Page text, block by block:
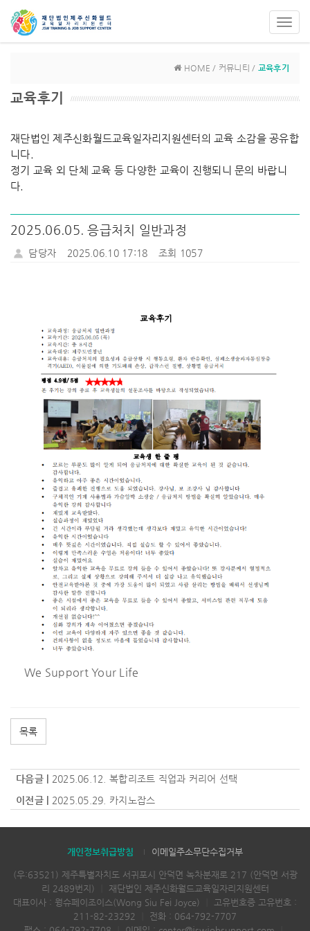
HOME / 커뮤니티 / 교육후기
교육후기
재단법인 제주신화월드교육일자리지원센터의 교육 소감을 공유합
니다.
정기 교육 외 단체 교육 등 다양한 교육이 진행되니 문의 바랍니
다.
2025.06.05. 응급처치 일반과정
담당자 2025.06.10 17:18 조회 1057
We Support Your Life
목록
다음글 | 2025.06.12. 복합리조트 직업과 커리어 선택
이전글 | 2025.05.29. 카지노잡스
개인정보취급방침 이메일주소무단수집거부
(우:63521) 제주특별자치도 서귀포시 안덕면 녹차분재로 217 (안덕면 서광
리 2489번지)
재단법인 제주신화월드교육일자리지원센터
대표이사 : 웡슈페이조이스(Wong Siu Fei Joyce)
고유번호증 고유번호 :
211-82-23292
전화 : 064-792-7707